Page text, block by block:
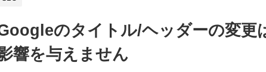
のタイトル/ヘッダーの変更
響を与えません